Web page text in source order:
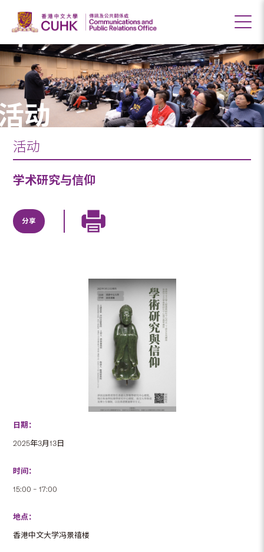
动
活动
学术研究与信仰
分享
日期：
2025年3月13日
时间：
15:00 – 17:00
地点：
香港中文大学冯景禧楼